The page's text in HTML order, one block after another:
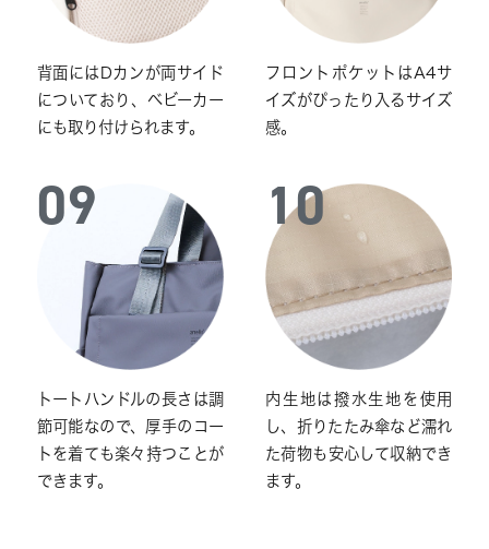
背面にはDカンが両サイド
についており、ベビーカー
にも取り付けられます。
フロントポケットはA4サ
イズがぴったり入るサイズ
感。
09
トートハンドルの長さは調
節可能なので、厚手のコー
トを着ても楽々持つことが
できます。
10
内生地は撥水生地を使用
し、折りたたみ傘など濡れ
た荷物も安心して収納でき
ます。